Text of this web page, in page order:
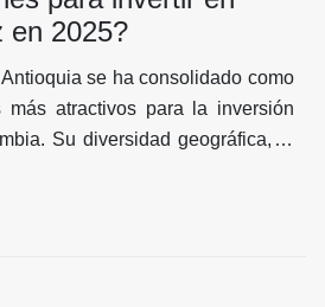
en 2025?
se ha consolidado como
atractivos para la inversión
Su diversidad geográfica, el
de su infraestructura y el
de ciudades como Medellín,
La Ceja, la convierten en una